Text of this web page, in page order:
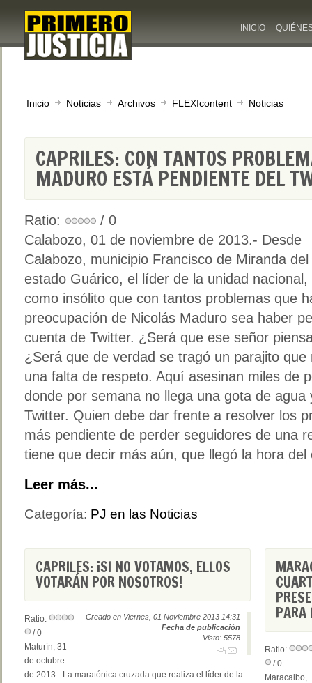
INICIO
Inicio Noticias Archivos FLEXIcontent Noticias
CAPRILES: CON TANTOS
MADURO ESTÁ PENDIENTE DEL
Ratio:
/ 0
Calabozo, 01 de noviembre de 2013.- Desde
Calabozo, municipio Francisco de Miranda del
estado Guárico, el líder de la unidad
como insólito que con tantos problemas que
preocupación de Nicolás Maduro sea haber
cuenta de Twitter. ¿Será que ese señor
¿Será que de verdad se tragó un parajito
una falta de respeto. Aquí asesinan miles de
donde por semana no llega una gota de agua
Twitter. Quien debe dar frente a resolver los
más pendiente de perder seguidores de una
tiene que decir más aún, que llegó la hora del
Leer más...
Categoría: PJ en las Noticias
CAPRILES: ¡SI NO VOTAMOS, ELLOS
VOTARÁN POR NOSOTROS!
Creado en Viernes, 01 Noviembre 2013 14:31
Fecha de publicación
Visto: 5578
Ratio:
/ 0
Maturín, 31
de octubre
de 2013.- La maratónica cruzada que realiza el líder de la
PARA
Ratio:
/ 0
Maracaibo,